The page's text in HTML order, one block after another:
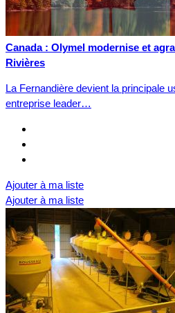
Canada : Olymel modernise et
Rivières
La Fernandière devient la principale
entreprise leader…
Ajouter à ma liste
Ajouter à ma liste